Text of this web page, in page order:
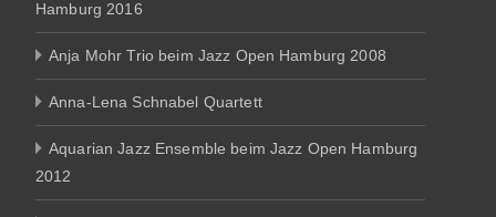
Hamburg 2016
Anja Mohr Trio beim Jazz Open Hamburg 2008
Anna-Lena Schnabel Quartett
Aquarian Jazz Ensemble beim Jazz Open Hamburg
2012